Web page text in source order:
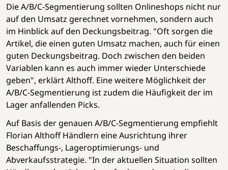
Die A/B/C-Segmentierung sollten Onlineshops nicht nur
auf den Umsatz gerechnet vornehmen, sondern auch
im Hinblick auf den Deckungsbeitrag. "Oft sorgen die
Artikel, die einen guten Umsatz machen, auch für einen
guten Deckungsbeitrag. Doch zwischen den beiden
Variablen kann es auch immer wieder Unterschiede
geben", erklärt Althoff. Eine weitere Möglichkeit der
A/B/C-Segmentierung ist zudem die Häufigkeit der im
Lager anfallenden Picks.
Auf Basis der genauen A/B/C-Segmentierung empfiehlt
Florian Althoff Händlern eine Ausrichtung ihrer
Beschaffungs-, Lageroptimierungs- und
Abverkaufsstrategie. "In der aktuellen Situation sollten